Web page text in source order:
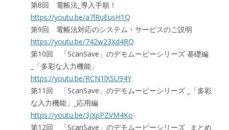
第8回 電帳法_導入手順！
https://youtu.be/a7lRuEusH1Q
第9回 電帳法対応のシステム・サービスのご説明
https://youtu.be/742w23Xd4RQ
第10回 「ScanSave」のデモムービーシリーズ 基礎編
_「多彩な入力機能」
https://youtu.be/RCN1lXSU94Y
第11回 「ScanSave」のデモムービーシリーズ _「多彩
な入力機能」_応用編
https://youtu.be/3jXpPZVM4Ko
第12回 「ScanSave」のデモムービーシリーズ _まとめ